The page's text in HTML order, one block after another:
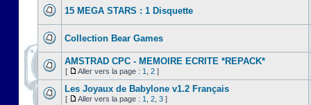
15 MEGA STARS : 1 Disquette
Collection Bear Games
AMSTRAD CPC - MEMOIRE ECRITE *REPACK*
[ Aller vers la page : 1 2 ]
Les Joyaux de Babylone v1.2 Français
[ Aller vers la page : 1 2 3 ]